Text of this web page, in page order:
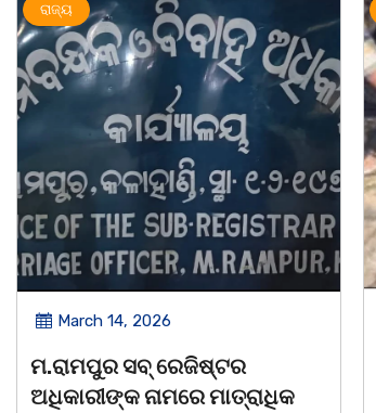
ଅପରାଧ ରାଜ୍ୟ
March 14, 2026
ଚିତାବାଘ ର ନଖ ଜବତ ତିନି ଯୁବକ
ଗିରଫ ଓ କୋର୍ଟ ଚାଲାଣ